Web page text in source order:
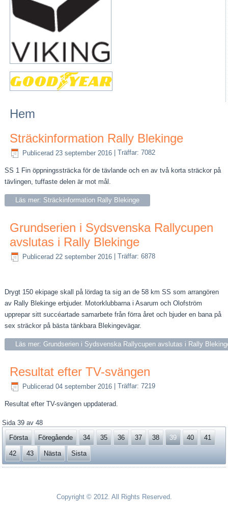
Hem
Sträckinformation Rally Blekinge
Publicerad 23 september 2016 |Träffar: 7082
SS 1 Fin öppningssträcka för de tävlande och en av två korta sträckor på
tävlingen, tuffaste delen är mot mål.
Läs mer: Sträckinformation Rally Blekinge
Grundserien i Sydsvenska Rallycupen
avslutas i Rally Blekinge
Publicerad 22 september 2016 |Träffar: 6878
Drygt 150 ekipage skall på lördag ta sig an de 58 km SS som arrangören
av Rally Blekinge erbjuder. Motorklubbarna i Asarum och Olofström
upprepar sitt succéartade samarbete från förra året och bjuder en bana på
sex sträckor på bästa tänkbara Blekingevägar.
Läs mer: Grundserien i Sydsvenska Rallycupen avslutas i Rally
Resultat efter TV-svängen
Publicerad 04 september 2016 |Träffar: 7219
Resultat efter TV-svängen uppdaterad.
Sida 39 av 48
Första
Föregående 34 35 36 37 38 39 40 41
42 43 Nästa Sista
Copyright © 2012. All Rights Reserved.